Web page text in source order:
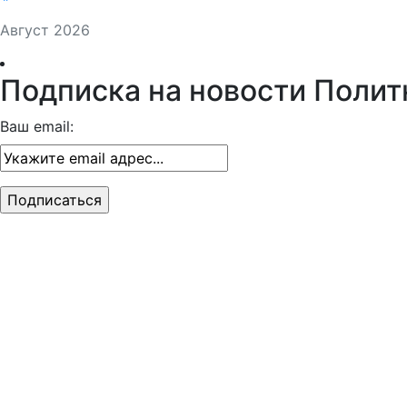
Август 2026
Подписка на новости
Ваш email: